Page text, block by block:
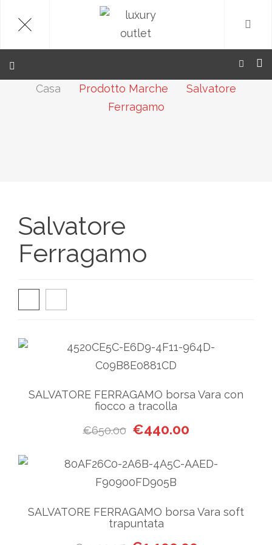
.
Casa Prodotto Marche
Salvatore
Ferragamo
Salvatore
Ferragamo
SALVATORE FERRAGAMO borsa Vara con
fiocco a tracolla
€650.00 Il prezzo originale era:
€440.00
SALVATORE FERRAGAMO borsa Vara soft
trapuntata